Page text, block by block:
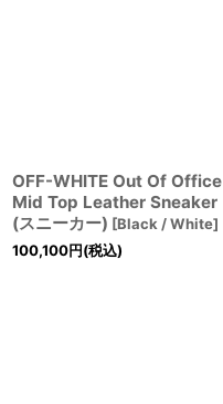
OFF-WHITE Out Of Office
Mid Top Leather Sneaker
(スニーカー) [Black / White]
100,100円(税込)